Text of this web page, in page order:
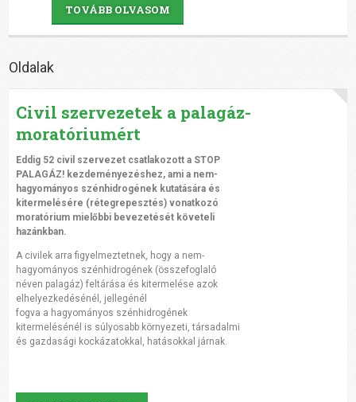
TOVÁBB OLVASOM
Oldalak
Civil szervezetek a palagáz-
moratóriumért
Eddig 52 civil szervezet csatlakozott a STOP
PALAGÁZ! kezdeményezéshez, ami a nem-
hagyományos szénhidrogének kutatására és
kitermelésére (rétegrepesztés) vonatkozó
moratórium mielőbbi bevezetését követeli
hazánkban.
A civilek arra figyelmeztetnek, hogy a nem-
hagyományos szénhidrogének (összefoglaló
néven palagáz) feltárása és kitermelése azok
elhelyezkedésénél, jellegénél
fogva a hagyományos szénhidrogének
kitermelésénél is súlyosabb környezeti, társadalmi
és gazdasági kockázatokkal, hatásokkal járnak.